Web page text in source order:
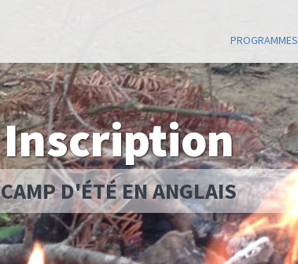
PROGRAMMES
Inscription
CAMP D'ÉTÉ EN ANGLAIS